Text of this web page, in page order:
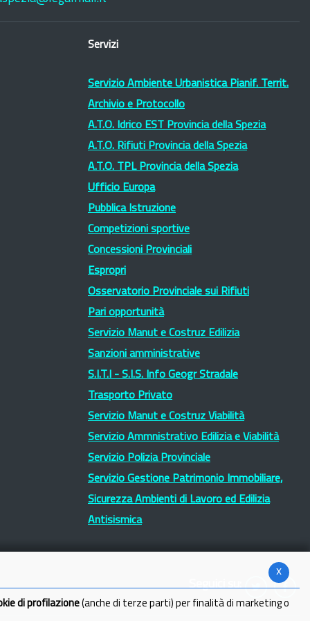
Servizi
Servizio Ambiente Urbanistica Pianif. Territ.
Archivio e Protocollo
A.T.O. Idrico EST Provincia della Spezia
A.T.O. Rifiuti Provincia della Spezia
A.T.O. TPL Provincia della Spezia
Ufficio Europa
Pubblica Istruzione
Competizioni sportive
Concessioni Provinciali
Espropri
Osservatorio Provinciale sui Rifiuti
Pari opportunità
Servizio Manut e Costruz Edilizia
Sanzioni amministrative
S.I.T.I - S.I.S. Info Geogr Stradale
Trasporto Privato
Servizio Manut e Costruz Viabilità
Servizio Ammnistrativo Edilizia e Viabilità
Servizio Polizia Provinciale
Servizio Gestione Patrimonio Immobiliare,
Sicurezza Ambienti di Lavoro ed Edilizia
Antisismica
Seguici su:
x
di profilazione (anche di terze parti) per finalità di marketing o